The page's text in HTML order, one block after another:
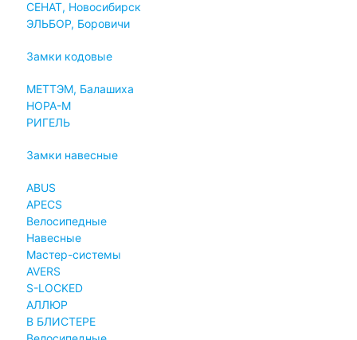
СЕНАТ, Новосибирск
ЭЛЬБОР, Боровичи
Замки кодовые
МЕТТЭМ, Балашиха
НОРА-М
РИГЕЛЬ
Замки навесные
ABUS
APECS
Велосипедные
Навесные
Мастер-системы
AVERS
S-LOCKED
АЛЛЮР
В БЛИСТЕРЕ